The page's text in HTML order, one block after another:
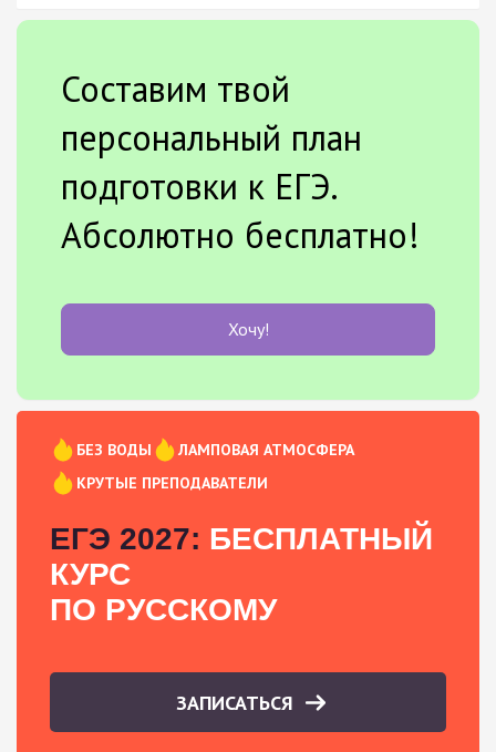
Составим твой
персональный план
подготовки к ЕГЭ.
Абсолютно бесплатно!
Хочу!
БЕЗ ВОДЫ
ЛАМПОВАЯ АТМОСФЕРА
КРУТЫЕ ПРЕПОДАВАТЕЛИ
ЕГЭ 2027: БЕСПЛАТНЫЙ
КУРС
ПО РУССКОМУ
ЗАПИСАТЬСЯ